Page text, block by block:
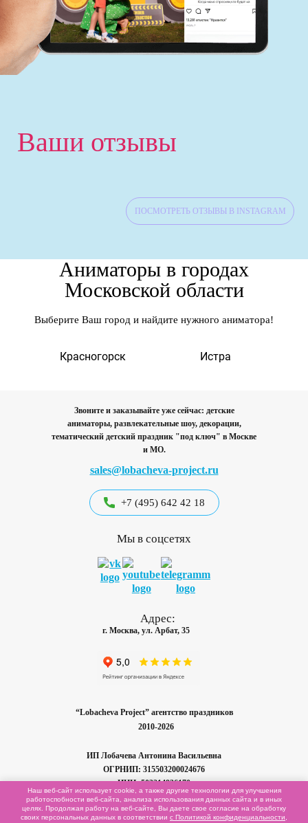
Ваши отзывы
ПОСМОТРЕТЬ ОТЗЫВЫ В INSTAGRAM
Аниматоры в городах
Московской области
Выберите Ваш город и найдите нужного аниматора!
Красногорск Истра
Звоните и заказывайте уже сейчас: детские
аниматоры, развлекательные шоу, декорации,
тематический детский праздник "под ключ" в Москве
и МО.
sales@lobacheva-project.ru
+7 (495) 642 42 18
Мы в соцсетях
Адрес:
г. Москва, ул. Арбат, 35
“Lobacheva Project” агентство праздников
2010-2026
ИП Лобачева Антонина Васильевна
ОГРНИП: 315503200024676
ИНН: 503214936170
Карта сайта
Наш веб-сайт использует cookie, а также другие технологии для улучшения
работоспобности веб-сайта,
анализа использования данных сайта и в иных
целях. Продолжая работу на веб-сайте,
Вы даете свое согласие на обработку
своих персональных данных в соответствии с Политикой конфиденциальности